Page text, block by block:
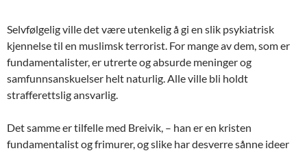
Selvfølgelig ville det være utenkelig å gi en slik psykiatrisk
kjennelse til en muslimsk terrorist. For mange av dem, som er
fundamentalister, er utrerte og absurde meninger og
samfunnsanskuelser helt naturlig. Alle ville bli holdt
strafferettslig ansvarlig.
Det samme er tilfelle med Breivik, – han er en kristen
fundamentalist og frimurer, og slike har desverre sånne ideer